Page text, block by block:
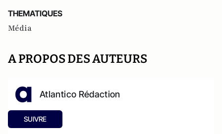
THEMATIQUES
Média
A PROPOS DES AUTEURS
Atlantico Rédaction
SUIVRE